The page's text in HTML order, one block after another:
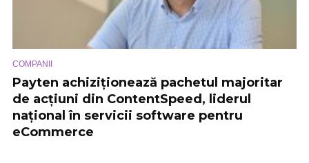
COMPANII
Payten achiziționează pachetul majoritar
de acțiuni din ContentSpeed, liderul
național în servicii software pentru
eCommerce